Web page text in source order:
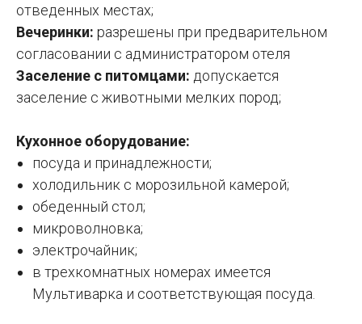
отведенных местах;
Вечеринки: разрешены при предварительном
согласовании с администратором отеля
Заселение с питомцами: допускается
заселение с животными мелких пород;
Кухонное оборудование:
посуда и принадлежности;
холодильник с морозильной камерой;
обеденный стол;
микроволновка;
электрочайник;
в трехкомнатных номерах имеется
Мультиварка и соответствующая посуда.